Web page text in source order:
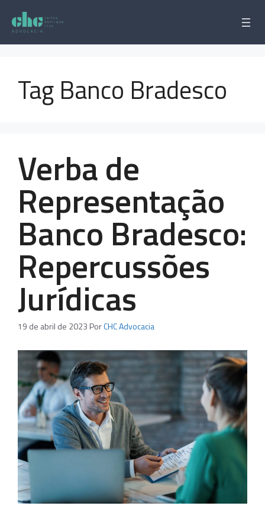
para
conteúdo
Tag Banco Bradesco
Verba de
Representação
Banco Bradesco:
Repercussões
Jurídicas
19 de abril de 2023 PorCHC Advocacia